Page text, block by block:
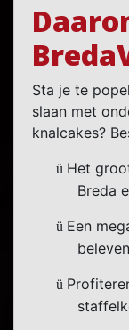
Sta je te
slaan met
knalcakes?
ü Het
Breda
ü Een
beleven
ü